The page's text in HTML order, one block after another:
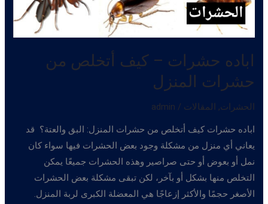
اباده حشرات – كيف أتخلص من
حشرات المنزل
الحشرات, المقالات /
admin
اباده حشرات كيف أتخلص من حشرات المنزل: البق والعتة؟ قد
يعاني أي منزل من مشكلة وجود بعض الحشرات فيها سواء كان
نمل أو بعوض أو حتى صراصير وهذه الحشرات جميعًا يمكن
التخلص منها بشكل أو بآخر، لكن تبقى مشكلة بعض الحشرات
الأصغر حجمًا والأكثر إزعاجًا هي المعضلة الكبرى لربة المنزل.